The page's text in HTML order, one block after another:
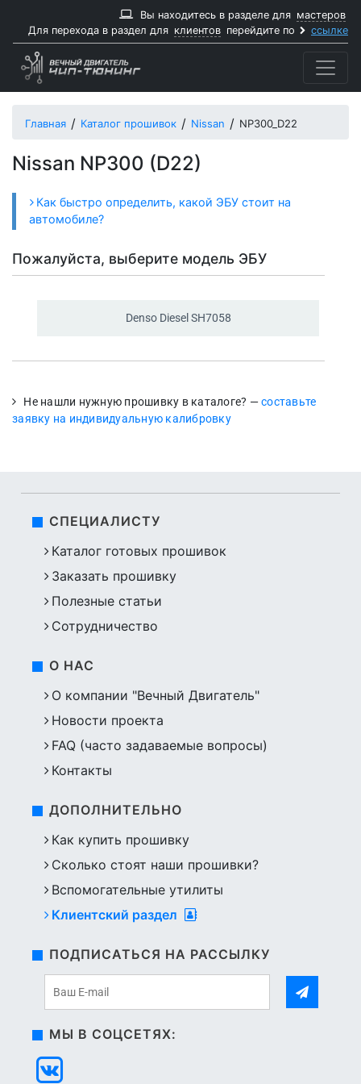
Вы находитесь в разделе для мастеров
Для перехода в раздел для клиентов перейдите по ссылке
Главная Каталог прошивок Nissan NP300_D22
Nissan NP300 (D22)
Как быстро определить, какой ЭБУ стоит на
автомобиле?
Пожалуйста, выберите модель ЭБУ
Denso Diesel SH7058
Не нашли нужную прошивку в каталоге? —составьте
заявку на индивидуальную калибровку
СПЕЦИАЛИСТУ
Каталог готовых прошивок
Заказать прошивку
Полезные статьи
Сотрудничество
О НАС
О компании "Вечный Двигатель"
Новости проекта
FAQ (часто задаваемые вопросы)
Контакты
ДОПОЛНИТЕЛЬНО
Как купить прошивку
Сколько стоят наши прошивки?
Вспомогательные утилиты
Клиентский раздел
ПОДПИСАТЬСЯ НА РАССЫЛКУ
МЫ В СОЦСЕТЯХ: